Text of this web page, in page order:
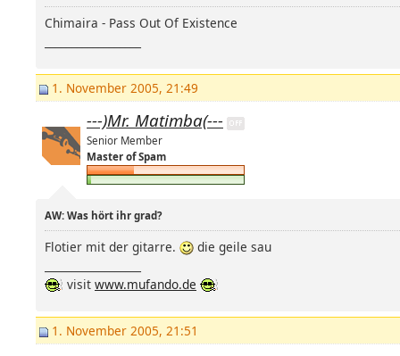
Chimaira - Pass Out Of Existence
1. November 2005, 21:49
---)Mr. Matimba(---
Senior Member
Master of Spam
AW: Was hört ihr grad?
Flotier mit der gitarre.
die geile sau
visit www.mufando.de
1. November 2005, 21:51